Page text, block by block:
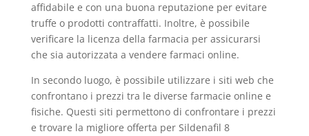
affidabile e con una buona reputazione per evitare
truffe o prodotti contraffatti. Inoltre, è possibile
verificare la licenza della farmacia per assicurarsi
che sia autorizzata a vendere farmaci online.
In secondo luogo, è possibile utilizzare i siti web che
confrontano i prezzi tra le diverse farmacie online e
fisiche. Questi siti permettono di confrontare i prezzi
e trovare la migliore offerta per Sildenafil 8